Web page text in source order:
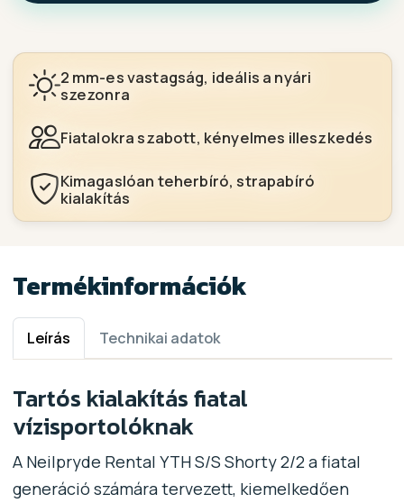
2 mm-es vastagság, ideális a nyári
szezonra
Fiatalokra szabott, kényelmes illeszkedés
Kimagaslóan teherbíró, strapabíró
kialakítás
Termékinformációk
Leírás Technikai adatok
Tartós kialakítás fiatal
vízisportolóknak
A Neilpryde Rental YTH S/S Shorty 2/2 a fiatal
generáció számára tervezett, kiemelkedően